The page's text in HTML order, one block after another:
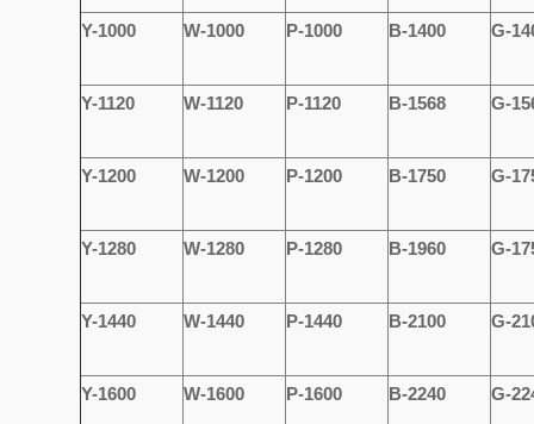
Y-1000 W-1000 P-1000 B-1400 G-
Y-1120 W-1120 P-1120 B-1568 G-
Y-1200 W-1200 P-1200 B-1750 G-
Y-1280 W-1280 P-1280 B-1960 G-
Y-1440 W-1440 P-1440 B-2100 G-
Y-1600 W-1600 P-1600 B-2240 G-